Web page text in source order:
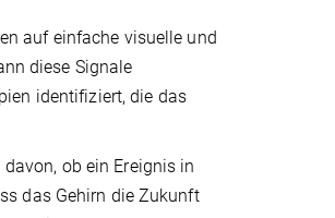
auf einfache visuelle und
diese Signale
identifiziert, die das
ob ein Ereignis in
das Gehirn die Zukunft